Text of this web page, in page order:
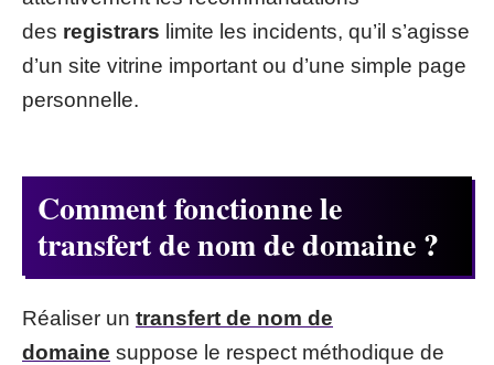
des registrars limite les incidents, qu’il s’agisse
d’un site vitrine important ou d’une simple page
personnelle.
Comment fonctionne le
transfert de nom de domaine ?
Réaliser un transfert de nom de
domaine suppose le respect méthodique de